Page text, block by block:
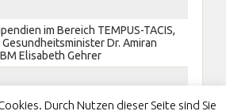
im Bereich TEMPUS-TACIS,
Dr. Amiran
Elisabeth Gehrer
TACIS, 2003
Durch Nutzen dieser Seite sind Sie